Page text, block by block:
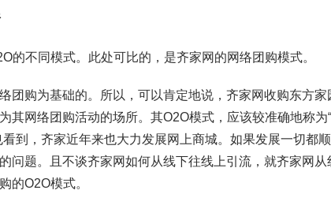
的不同模式。此处可比的，是齐家网的网络团购模式。
团购为基础的。所以，可以肯定地说，齐家网收购东方
其网络团购活动的场所。其O2O模式，应该较准确地称为
看到，齐家近年来也大力发展网上商城。如果发展一切都
问题。且不谈齐家网如何从线下往线上引流，就齐家网
的O2O模式。